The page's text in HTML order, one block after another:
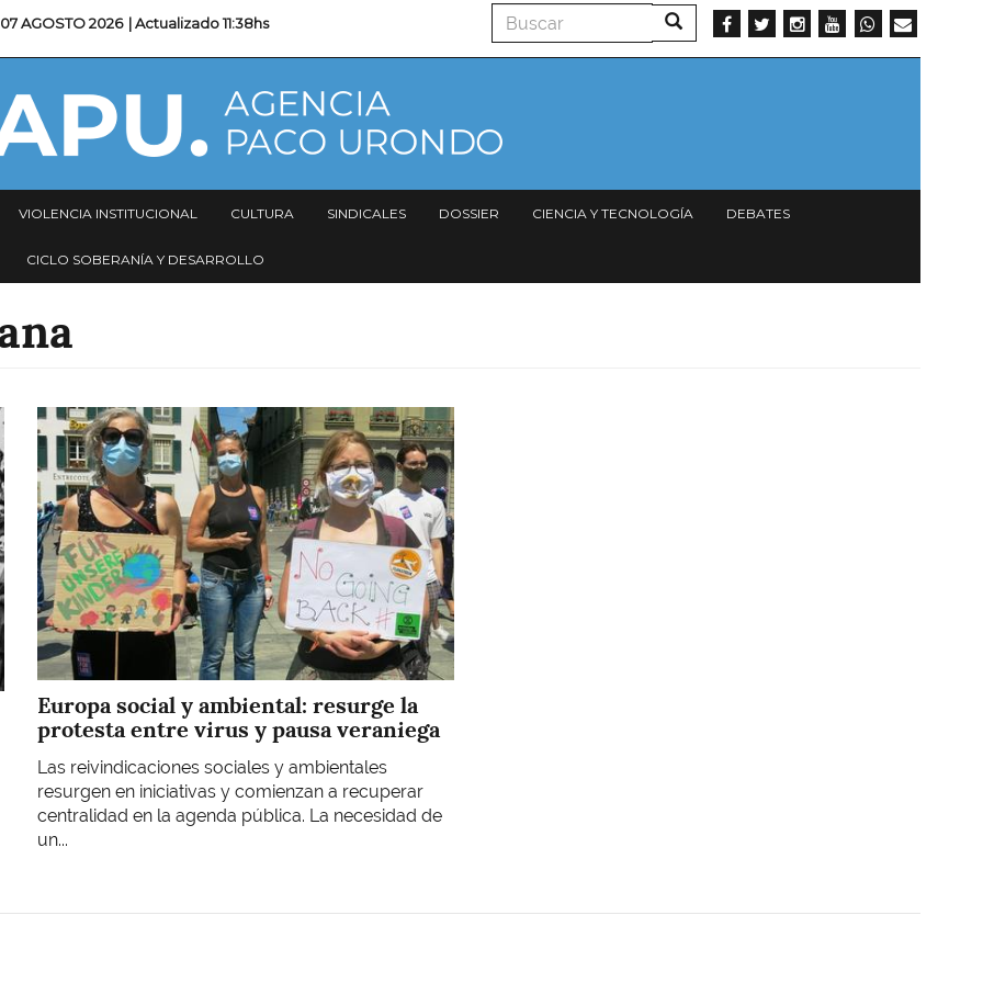
07 AGOSTO 2026 | Actualizado11:38hs Buscar Buscar
VIOLENCIA INSTITUCIONAL CULTURA SINDICALES DOSSIER CIENCIA Y TECNOLOGÍA DEBATES
CICLO SOBERANÍA Y DESARROLLO
Imagen
Europa social y ambiental: resurge la
protesta entre virus y pausa veraniega
Las reivindicaciones sociales y ambientales
resurgen en iniciativas y comienzan a recuperar
centralidad en la agenda pública. La necesidad de
un...